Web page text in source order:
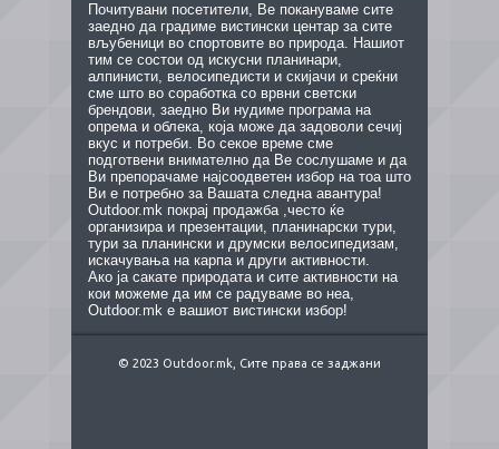
Почитувани посетители, Ве покануваме сите
заедно да градиме вистински центар за сите
вљубеници во спортовите во природа. Нашиот
тим се состои од искусни планинари,
алпинисти, велосипедисти и скијачи и среќни
сме што во соработка со врвни светски
брендови, заедно Ви нудиме програма на
опрема и облека, која може да задоволи сечиј
вкус и потреби. Во секое време сме
подготвени внимателно да Ве сослушаме и да
Ви препорачаме најсоодветен избор на тоа што
Ви е потребно за Вашата следна авантура!
Outdoor.mk покрај продажба ,често ќе
организира и презентации, планинарски тури,
тури за планински и друмски велосипедизам,
искачувања на карпа и други активности.
Ако ја сакате природата и сите активности на
кои можеме да им се радуваме во неа,
Outdoor.mk е вашиот вистински избор!
© 2023 Outdoor.mk, Сите права се заджани